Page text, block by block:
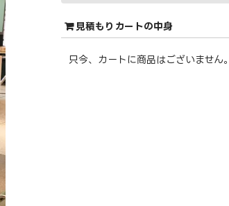
見積もりカートの中身
只今、カートに商品はございません。